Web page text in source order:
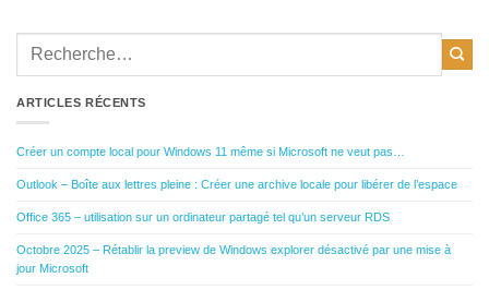
ARTICLES RÉCENTS
Créer un compte local pour Windows 11 même si Microsoft ne veut pas…
Outlook – Boîte aux lettres pleine : Créer une archive locale pour libérer de l’espace
Office 365 – utilisation sur un ordinateur partagé tel qu’un serveur RDS
Octobre 2025 – Rétablir la preview de Windows explorer désactivé par une mise à
jour Microsoft